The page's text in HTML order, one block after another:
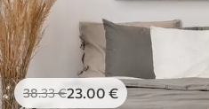
38.33€23.00 €